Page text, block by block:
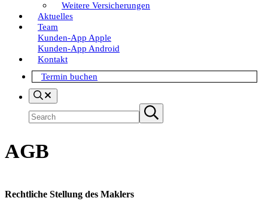
Weitere Versicherungen
Aktuelles
Team
Kunden-App Apple
Kunden-App Android
Kontakt
Termin buchen
Search
Submit
search
AGB
Rechtliche Stellung des Maklers